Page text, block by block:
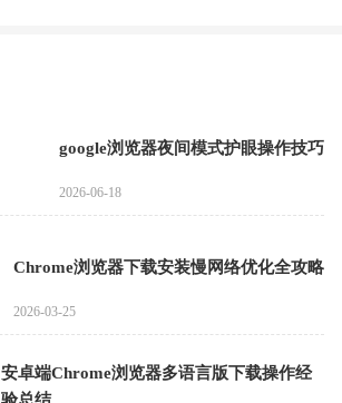
google浏览器夜间模式护眼操作技巧
2026-06-18
Chrome浏览器下载安装慢网络优化全攻略
2026-03-25
安卓端Chrome浏览器多语言版下载操作经